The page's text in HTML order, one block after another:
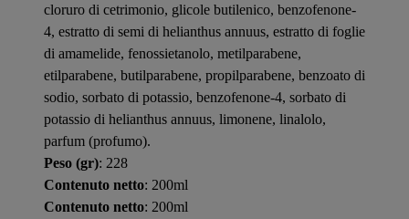
cloruro di cetrimonio, glicole butilenico, benzofenone-
4, estratto di semi di helianthus annuus, estratto di foglie
di amamelide, fenossietanolo, metilparabene,
etilparabene, butilparabene, propilparabene, benzoato di
sodio, sorbato di potassio, benzofenone-4, sorbato di
potassio di helianthus annuus, limonene, linalolo,
parfum (profumo).
Peso (gr): 228
Contenuto netto: 200ml
Contenuto netto: 200ml